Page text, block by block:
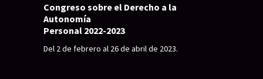
Congreso sobre el Derecho a la
Autonomía
Personal 2022-2023
Del 2 de febrero al 26 de abril de 2023.